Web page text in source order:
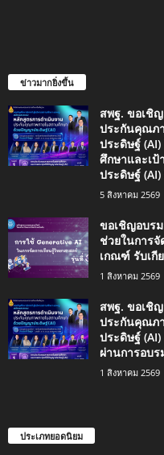
ข่าวมากยิ่งขึ้น
สพฐ. ขอเชิ
ประกันคุณภ
ประดิษฐ์
ศึกษาและเ
ประดิษฐ์
5 สิงหาคม 2569
ขอเชิญอบร
ช่วยในการ
เกณฑ์ รับเกี
1 สิงหาคม 2569
สพฐ. ขอเชิ
ประกันคุณภ
ประดิษฐ์
ผ่านการอบร
1 สิงหาคม 2569
ประเภทยอดนิยม